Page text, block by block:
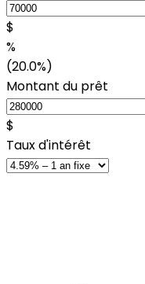
$
%
(20.0%)
Montant du prêt
$
Taux d'intérêt